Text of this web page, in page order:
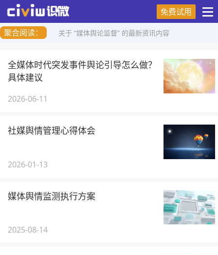
免费试用
聚合阅读：
关于 “媒体舆论监督” 的最新资讯内容
全媒体时代突发事件舆论引导怎么做？
具体建议
2026-06-11
社媒舆情管理心得体会
2026-01-13
媒体舆情监测执行方案
2025-08-14